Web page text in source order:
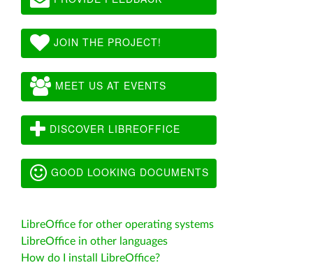
JOIN THE PROJECT!
MEET US AT EVENTS
DISCOVER LIBREOFFICE
GOOD LOOKING DOCUMENTS
LibreOffice for other operating systems
LibreOffice in other languages
How do I install LibreOffice?